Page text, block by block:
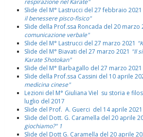
Slide del M° Lastrucci del 27 febbraio 2021
il benessere pisco-fisico"
Slide della Prof.ssa Roncada del 20 marzo
comunicazione verbale"
Slide del M° Lastrucci del 27 marzo 2021
Slide del M° Biavati del 27 marzo 2021 "Il
Karate Shotokan"
Slide del M° Barbagallo del 27 marzo 2021
Slide della Prof.ssa Cassini del 10 aprile
medicina cinese"
Lezioni del M° Giuliana Viel su storia e
luglio del 2017
Slide del Prof. A. Guerci del 14 aprile 2021
Slide del Dott. G. Caramella del 20 aprile
giochiamo?" 1
Slide del Dott G. Caramella del 20 aprile